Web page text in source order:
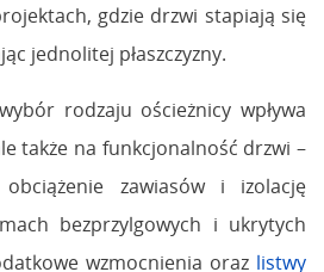
gdzie drzwi stapiają się
jednolitej płaszczyzny.
rodzaju ościeżnicy wpływa
także na funkcjonalność drzwi –
obciążenie zawiasów i izolację
bezprzylgowych i ukrytych
wzmocnienia oraz listwy